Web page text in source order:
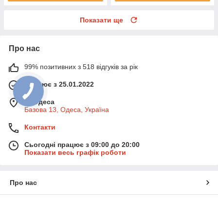
Показати ще
Про нас
99% позитивних з 518 відгуків за рік
Працює з 25.01.2022
м. Одеса
Базова 13, Одеса, Україна
Контакти
Сьогодні працює з 09:00 до 20:00
Показати весь графік роботи
Про нас